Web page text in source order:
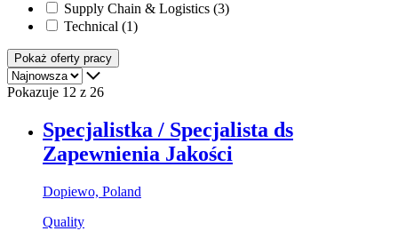
Supply Chain & Logistics (3)
Technical (1)
Pokaż oferty pracy
Pokazuje 12 z 26
Specjalistka / Specjalista ds
Zapewnienia Jakości
Dopiewo, Poland
Quality